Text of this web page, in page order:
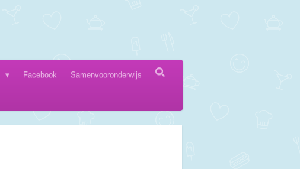
Facebook Samenvooronderwijs